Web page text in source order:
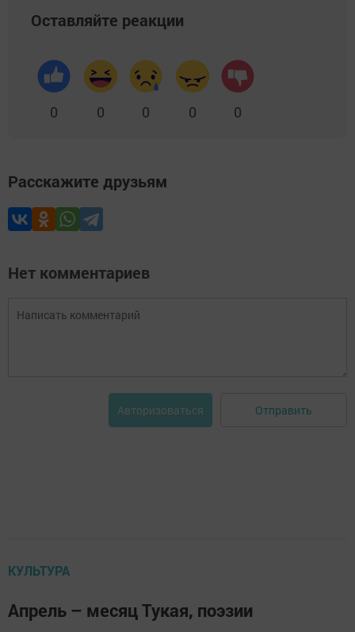
Оставляйте реакции
0 0 0 0 0
Расскажите друзьям
Нет комментариев
Авторизоваться Отправить
КУЛЬТУРА
Апрель – месяц Тукая, поэзии